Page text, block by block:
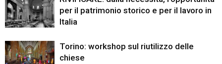
per il patrimonio storico e per il lavoro in
Italia
Torino: workshop sul riutilizzo delle
chiese